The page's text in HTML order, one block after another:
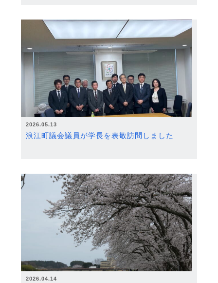
2026.05.13
浪江町議会議員が学長を表敬訪問しました
2026.04.14